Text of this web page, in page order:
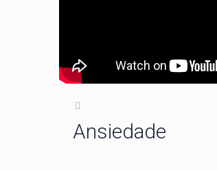
Ansiedade